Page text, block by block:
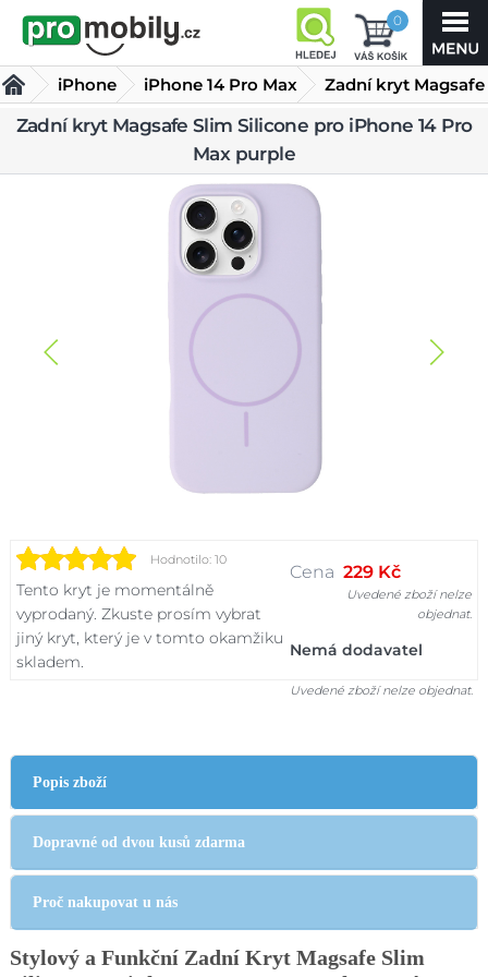
0
iPhone
iPhone 14 Pro Max
Kryty iPhone 14 Pro Max
Zadní kryt Magsafe
Slim Silicone pro
iPhone 14 Pro Max purple
Zadní kryt Magsafe Slim Silicone pro iPhone 14 Pro
Max purple
Hodnotilo: 10
Tento kryt je momentálně
vyprodaný. Zkuste prosím vybrat
jiný kryt, který je v tomto okamžiku
skladem.
Cena 229 Kč
Uvedené zboží nelze
objednat.
Nemá dodavatel
Uvedené zboží nelze objednat.
Popis zboží
Dopravné od dvou kusů zdarma
Proč nakupovat u nás
Stylový a Funkční Zadní Kryt Magsafe Slim